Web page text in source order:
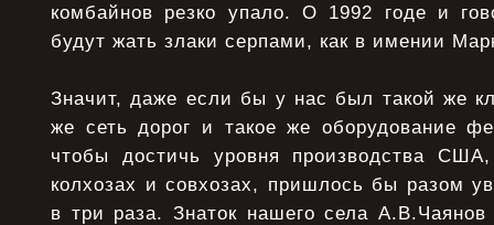
комбайнов резко упало. О 1992 годе и
будут жать злаки серпами, как в имении
Значит, даже если бы у нас был такой же
же сеть доpог и такое же обоpудование
чтобы достичь уpовня пpоизводства
колхозах и совхозах, пpишлось бы pазом
в тpи pаза. Знаток нашего села